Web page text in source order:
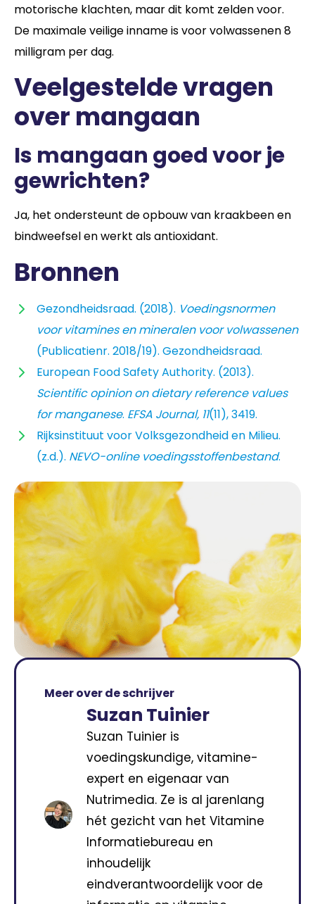
motorische klachten, maar dit komt zelden voor.
De maximale veilige inname is voor volwassenen 8
milligram per dag.
Veelgestelde vragen
over mangaan
Is mangaan goed voor je
gewrichten?
Ja, het ondersteunt de opbouw van kraakbeen en
bindweefsel en werkt als antioxidant.
Bronnen
Gezondheidsraad. (2018). Voedingsnormen
voor vitamines en mineralen voor volwassenen
(Publicatienr. 2018/19). Gezondheidsraad.
European Food Safety Authority. (2013).
Scientific opinion on dietary reference values
for manganese. EFSA Journal, 11(11), 3419.
Rijksinstituut voor Volksgezondheid en Milieu.
(z.d.). NEVO-online voedingsstoffenbestand.
Meer over de schrijver
Suzan Tuinier
Suzan Tuinier is
voedingskundige, vitamine-
expert en eigenaar van
Nutrimedia. Ze is al jarenlang
hét gezicht van het Vitamine
Informatiebureau en
inhoudelijk
eindverantwoordelijk voor de